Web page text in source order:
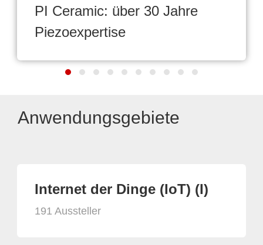
PI Ceramic: über 30 Jahre
Piezoexpertise
Anwendungsgebiete
Internet der Dinge (IoT) (I)
191 Aussteller